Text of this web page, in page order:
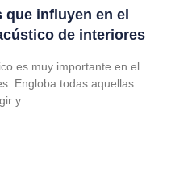
que influyen en el
de interiores
es muy importante en el
Engloba todas aquellas
y